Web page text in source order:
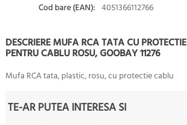
Cod bare (EAN): 4051366112766
DESCRIERE MUFA RCA TATA CU PROTECTIE
PENTRU CABLU ROSU, GOOBAY 11276
Mufa RCA tata, plastic, rosu, cu protectie cablu
TE-AR PUTEA INTERESA SI